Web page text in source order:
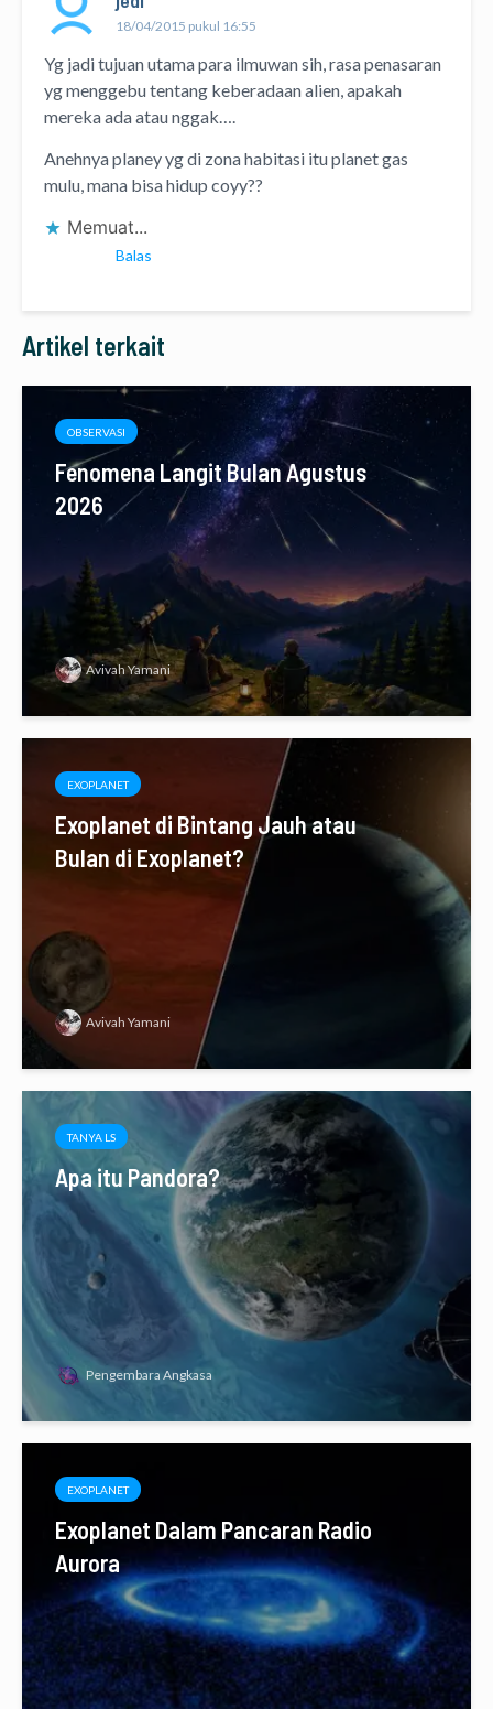
18/04/2015 pukul 16:55
Yg jadi tujuan utama para ilmuwan sih, rasa penasaran
yg menggebu tentang keberadaan alien, apakah
mereka ada atau nggak….
Anehnya planey yg di zona habitasi itu planet gas
mulu, mana bisa hidup coyy??
Memuat...
Balas
Artikel terkait
OBSERVASI
Fenomena Langit Bulan Agustus
2026
Avivah Yamani
EXOPLANET
Exoplanet di Bintang Jauh atau
Bulan di Exoplanet?
Avivah Yamani
TANYA LS
Apa itu Pandora?
Pengembara Angkasa
EXOPLANET
Exoplanet Dalam Pancaran Radio
Aurora